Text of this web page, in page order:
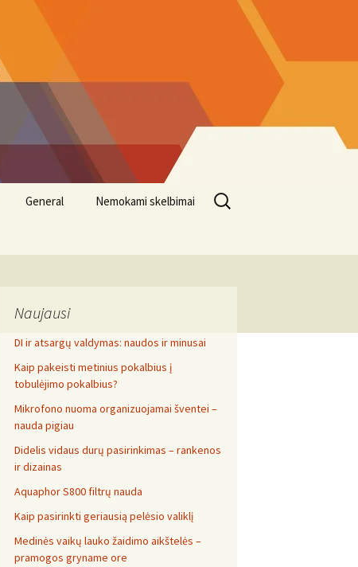
General Nemokami skelbimai
Search
for:
Naujausi
DI ir atsargų valdymas: naudos ir minusai
Kaip pakeisti metinius pokalbius į
tobulėjimo pokalbius?
Mikrofono nuoma organizuojamai šventei –
nauda pigiau
Didelis vidaus durų pasirinkimas – rankenos
ir dizainas
Aquaphor S800 filtrų nauda
Kaip pasirinkti geriausią pelėsio valiklį
Medinės vaikų lauko žaidimo aikštelės –
pramogos gryname ore